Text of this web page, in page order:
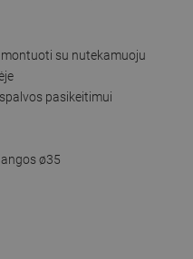
su nutekamuoju
pasikeitimui
ø35